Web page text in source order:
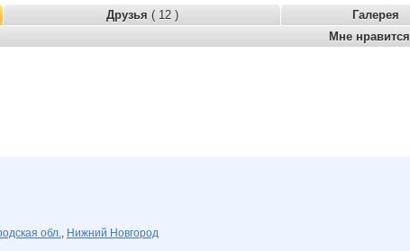
Друзья ( 12 ) Галерея
Мне нравится
обл., Нижний Новгород